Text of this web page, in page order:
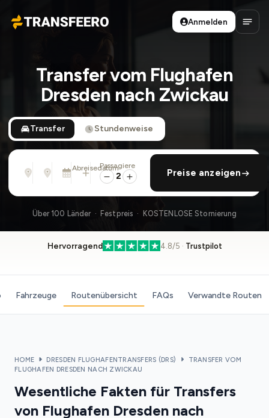
Transfeero
Anmelden
Transfer vom Flughafen
Dresden nach Zwickau
Transfer Stundenweise
Von
Adresse, Flughafen, Hotel, ...
Nach
Adresse, Flughafen, Hotel, ...
Abreisedatum
Mi., 12. Aug. · 01:45 PM
rückfahrt hinzufügen
Passagiere
2 Preise anzeigen
Über 100 Länder · Festpreis · KOSTENLOSE Stornierung
Hervorragend 4.8/5 · Trustpilot
Fahrzeuge Routenübersicht FAQs Verwandte Routen
HOME DRESDEN FLUGHAFENTRANSFERS (DRS)
TRANSFER VOM
FLUGHAFEN DRESDEN NACH ZWICKAU
Wesentliche Fakten für Transfers
von Flughafen Dresden nach